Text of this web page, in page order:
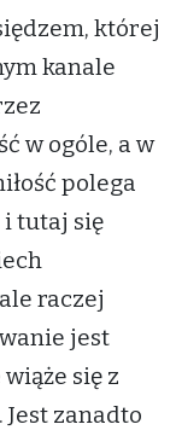
której
kanale
w ogóle, a w
polega
tutaj się
raczej
jest
się z
zanadto